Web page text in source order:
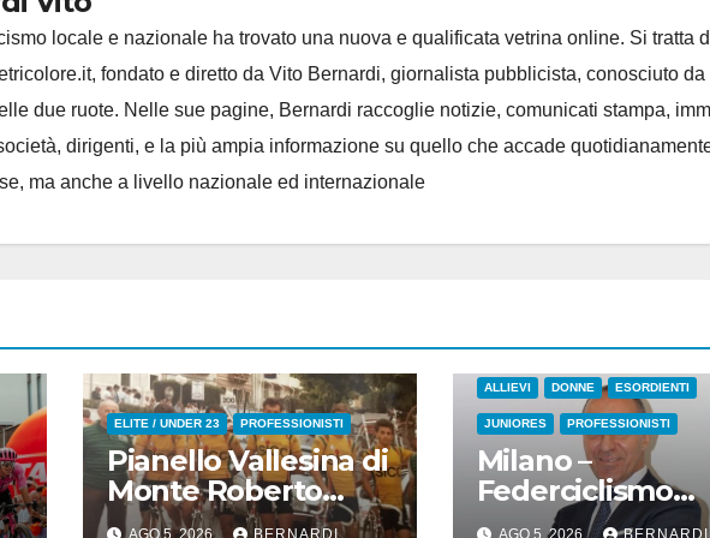
locale e nazionale ha trovato una nuova e qualificata vetrina online. Si tratta
fondato e diretto da Vito Bernardi, giornalista pubblicista, conosciuto da
due ruote. Nelle sue pagine, Bernardi raccoglie notizie, comunicati stampa,
dirigenti, e la più ampia informazione su quello che accade
ma anche a livello nazionale ed internazionale
ELITE / UNDER 23 PROFESSIONISTI
Pianello Vallesina di
Monte Roberto
(Ancona) – Addio ad
ALLIEVI DONNE ESORDIENTI
JUNIORES PROFESSIONISTI
Milano –
Federciclismo
Nazionale :